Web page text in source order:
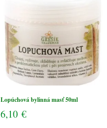
Lopúchová bylinná masť 50ml
6,10 €